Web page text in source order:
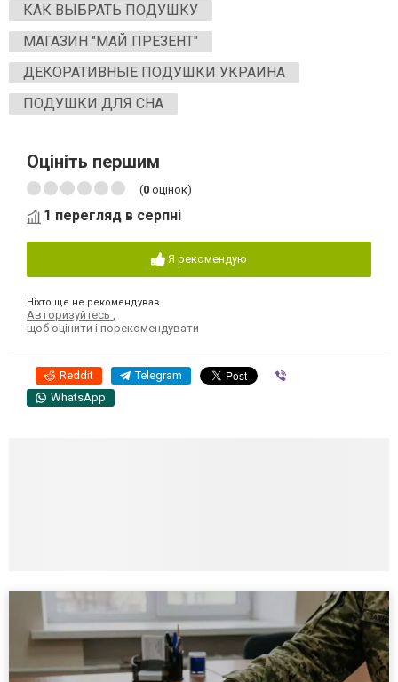
КАК ВЫБРАТЬ ПОДУШКУ
МАГАЗИН "МАЙ ПРЕЗЕНТ"
ДЕКОРАТИВНЫЕ ПОДУШКИ УКРАИНА
ПОДУШКИ ДЛЯ СНА
Оцініть першим
(0 оцінок)
1 перегляд в серпні
Я рекомендую
Ніхто ще не рекомендував
Авторизуйтесь ,
щоб оцінити і порекомендувати
Reddit Telegram
WhatsApp